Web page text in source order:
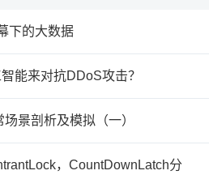
下的大数据
能来对抗DDoS攻击？
景剖析及模拟（一）
，CountDownLatch分